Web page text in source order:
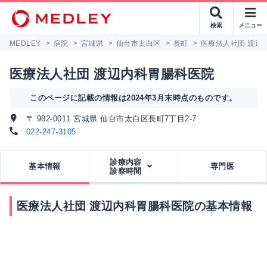
検索 メニュー
MEDLEY > 病院 > 宮城県 > 仙台市太白区 > 長町 > 医療法人社団 渡辺
医療法人社団 渡辺内科胃腸科医院
このページに記載の情報は2024年3月末時点のものです。
〒 982-0011 宮城県 仙台市太白区長町7丁目2-7
022-247-3105
基本情報
診療内容
診察時間
専門医
医療法人社団 渡辺内科胃腸科医院の基本情報